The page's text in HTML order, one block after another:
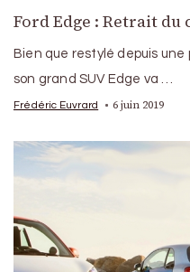
Ford Edge : Retrait du
Bien que restylé depuis
son grand SUV Edge va …
Frédéric Euvrard 6 juin 2019